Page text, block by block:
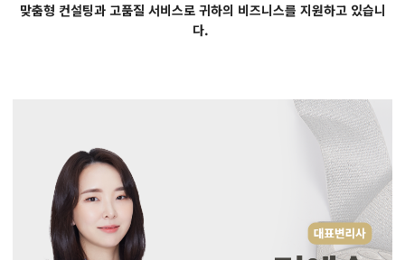
맞춤형 컨설팅과 고품질 서비스로 귀하의 비즈니스를 지원하고 있습니
다.